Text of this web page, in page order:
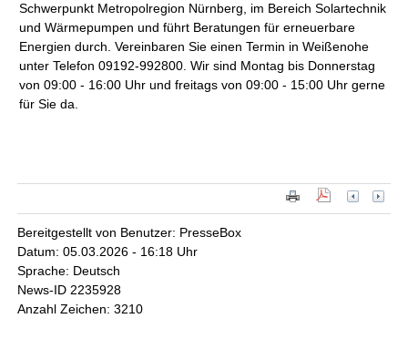
Schwerpunkt Metropolregion Nürnberg, im Bereich Solartechnik
und Wärmepumpen und führt Beratungen für erneuerbare
Energien durch. Vereinbaren Sie einen Termin in Weißenohe
unter Telefon 09192-992800. Wir sind Montag bis Donnerstag
von 09:00 - 16:00 Uhr und freitags von 09:00 - 15:00 Uhr gerne
für Sie da.
Bereitgestellt von Benutzer: PresseBox
Datum: 05.03.2026 - 16:18 Uhr
Sprache: Deutsch
News-ID 2235928
Anzahl Zeichen: 3210